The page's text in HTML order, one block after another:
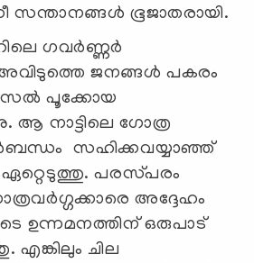
സന്താനങ്ങൾ ഭൂജാതരായി.
ഗവർണ്ണർ
ജനങ്ങൾ പകരം
പൂക്കോയ
ആ നാട്ടിലെ ഗോത്ര
സഹിക്കവയ്യാഞ്ഞ്
പരസ്‌പരം
അദ്ദേഹം
ഉന്നമനത്തിന് ഒരുപാട്
എങ്കിലും ചില